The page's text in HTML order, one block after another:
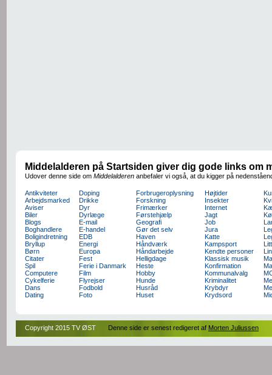
Middelalderen på Startsiden giver dig gode links om
Udover denne side om Middelalderen anbefaler vi også, at du kigger på
Antikviteter
Arbejdsmarked
Aviser
Biler
Blogs
Boghandlere
Boligindretning
Bryllup
Børn
Citater
Spil
Computere
Cykelferie
Dans
Dating
Doping
Drikke
Dyr
Dyrlæge
E-mail
E-handel
EDB
Energi
Europa
Fest
Ferie i Danmark
Film
Flyrejser
Fodbold
Foto
Forbrugeroplysning
Forskning
Frimærker
Førstehjælp
Geografi
Gør det selv
Haven
Håndværk
Håndarbejde
Helligdage
Heste
Hobby
Hunde
Husråd
Huset
Højtider
Insekter
Internet
Jagt
Job
Jura
Katte
Kampsport
Kendte personer
Klassisk musik
Konfirmation
Kommunalvalg
Kriminalitet
Krybdyr
Krydsord
Copyright 2015 TV ØST Denne side er senest redigeret af Morten Juliussen